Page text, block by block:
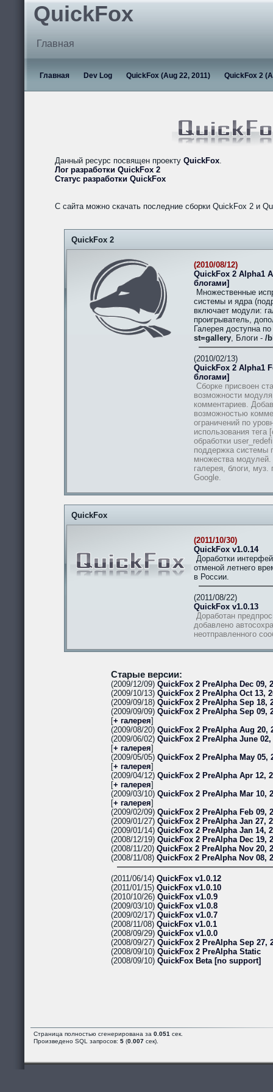
QuickFox
Главная
Главная Dev Log QuickFox (Aug 22, 2011) QuickFox 2
Данный ресурс посвящен проекту QuickFox.
Лог разработки QuickFox 2
Статус разработки QuickFox
С сайта можно скачать последние сборки QuickFox 2 и
QuickFox 2
(2010/08/12)
QuickFox 2 Alpha1
блогами]
Множественные
системы и ядра
включает модули:
проигрыватель,
Галерея доступна
st=gallery, Блоги - /
(2010/02/13)
QuickFox 2 Alpha1
блогами]
Сборке присвоен
возможности
комментариев.
возможностью
ограничений по
использования тега
обработки
поддержка системы
множества
галерея, блоги, муз.
Google.
QuickFox
(2011/10/30)
QuickFox v1.0.14
Доработки
отменой летнего
в России.
(2011/08/22)
QuickFox v1.0.13
Доработан
добавлено
неотправленного
Старые версии:
(2009/12/09) QuickFox 2 PreAlpha Dec 09,
(2009/10/13) QuickFox 2 PreAlpha Oct 13,
(2009/09/18) QuickFox 2 PreAlpha Sep 18,
(2009/09/09) QuickFox 2 PreAlpha Sep 09,
[+ галерея]
(2009/08/20) QuickFox 2 PreAlpha Aug 20,
(2009/06/02) QuickFox 2 PreAlpha June 02,
[+ галерея]
(2009/05/05) QuickFox 2 PreAlpha May 05,
[+ галерея]
(2009/04/12) QuickFox 2 PreAlpha Apr 12,
[+ галерея]
(2009/03/10) QuickFox 2 PreAlpha Mar 10,
[+ галерея]
(2009/02/09) QuickFox 2 PreAlpha Feb 09,
(2009/01/27) QuickFox 2 PreAlpha Jan 27,
(2009/01/14) QuickFox 2 PreAlpha Jan 14,
(2008/12/19) QuickFox 2 PreAlpha Dec 19,
(2008/11/20) QuickFox 2 PreAlpha Nov 20,
(2008/11/08) QuickFox 2 PreAlpha Nov 08,
(2011/06/14) QuickFox v1.0.12
(2011/01/15) QuickFox v1.0.10
(2010/10/26) QuickFox v1.0.9
(2009/03/10) QuickFox v1.0.8
(2009/02/17) QuickFox v1.0.7
(2008/11/08) QuickFox v1.0.1
(2008/09/29) QuickFox v1.0.0
(2008/09/27) QuickFox 2 PreAlpha Sep 27,
(2008/09/10) QuickFox 2 PreAlpha Static
(2008/09/10) QuickFox Beta [no support]
Страница полностью сгенерирована за 0.051 сек.
Произведено SQL запросов: 5 (0.007 сек).